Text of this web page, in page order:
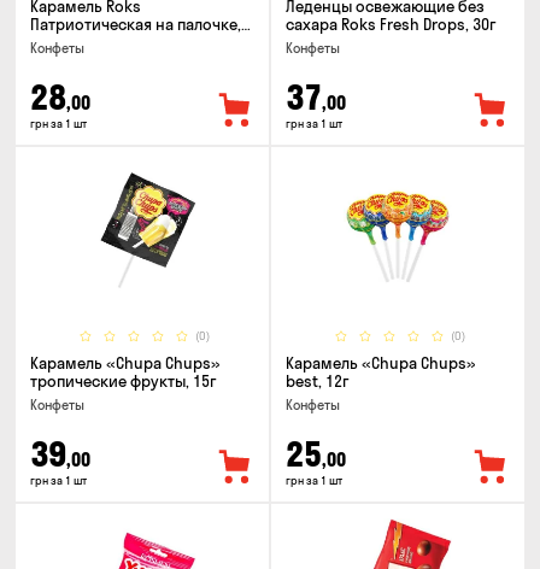
Карамель Roks
Патриотическая на палочке,
50г
Конфеты
28,00
грн за 1 шт
Леденцы освежающие без
сахара Roks Fresh Drops, 30г
Конфеты
37,00
грн за 1 шт
(0)
Карамель «Chupa Chups»
тропические фрукты, 15г
Конфеты
39,00
грн за 1 шт
(0)
Карамель «Chupa Chups»
best, 12г
Конфеты
25,00
грн за 1 шт